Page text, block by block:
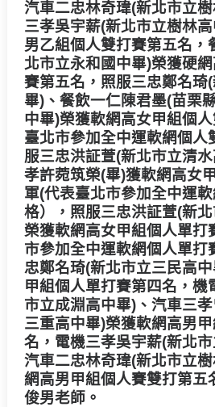
汽車二忠林奇瑋(新北市立
三孝吳宇薪(新北市立樹林
男乙組個人雙打賽第五名，
北市立永和國中畢)榮獲硬
賽第五名，照服三忠鄭名琦
畢)、餐飲一仁陳君墨(苗栗
中畢)榮獲軟網高女甲組個
臺北市參加全中運軟網個人
服三忠洪証萱(新北市立清
孝許菀筑榮(畢)獲軟網高女
軍(代表臺北市參加全中運
格），照服三忠洪証萱(新
榮獲軟網高女甲組個人單打
市參加全中運軟網個人單打
忠鄭名琦(新北市立三民高
甲組個人單打賽第四名，機
市立成淵高中畢)、汽車三
三重高中畢)榮獲軟網高男
名，電機三孝吳宇薪(新北市
汽車二忠林奇瑋(新北市立
網高男甲組個人賽雙打第五
俊男老師。